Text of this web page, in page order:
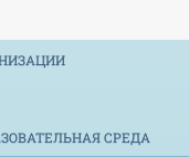
СРЕДА